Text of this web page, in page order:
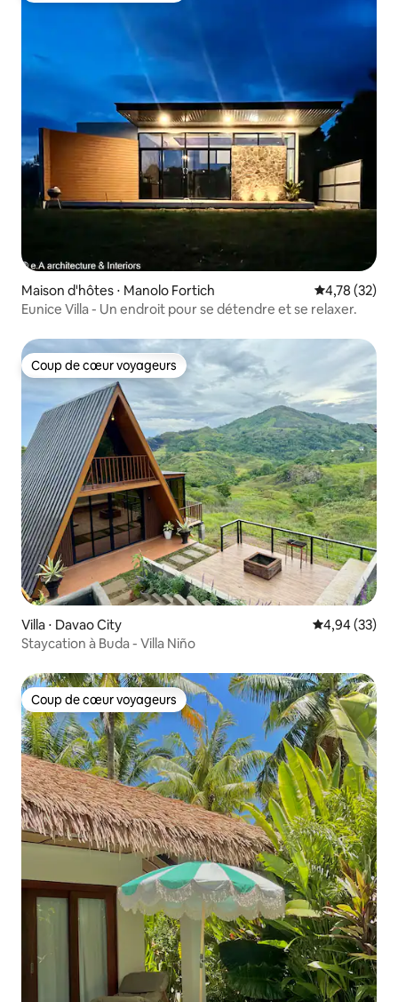
Maison d'hôtes ⋅ Manolo Fortich Évaluation
4,78 (32)
Eunice Villa - Un endroit pour se détendre et se relaxer.
Coup de cœur voyageurs
Coup de cœur voyageurs
Villa ⋅ Davao City Évaluation
4,94 (33)
Staycation à Buda - Villa Niño
Coup de cœur voyageurs
Coup de cœur voyageurs